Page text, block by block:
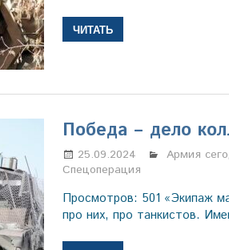
ЧИТАТЬ
Победа – дело
25.09.2024 Марина
Армия
Спецоперация
Просмотров: 501 «Экипаж
про них, про танкистов.